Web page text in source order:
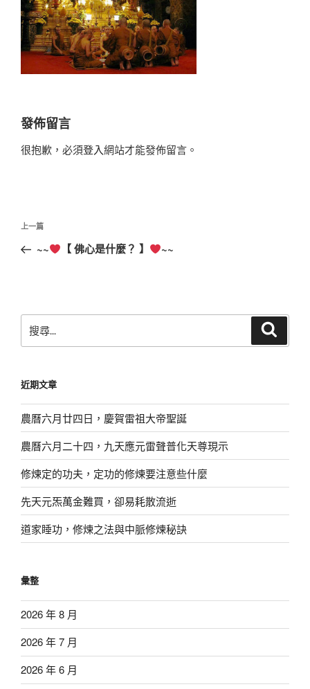
發佈留言
很抱歉，必須登入網站才能發佈留言。
文
導
上
一
上一篇
~~ 【 佛心是什麼？ 】 ~~
尋
字:
近期文章
農曆六月廿四日，慶賀雷祖大帝聖誕
農曆六月二十四，九天應元雷聲普化天尊現示
修煉定的功夫，定功的修煉要注意些什麼
先天元炁萬金難買，卻易耗散流逝
道家睡功，修煉之法與中脈修煉秘訣
彙整
2026 年 8 月
2026 年 7 月
2026 年 6 月